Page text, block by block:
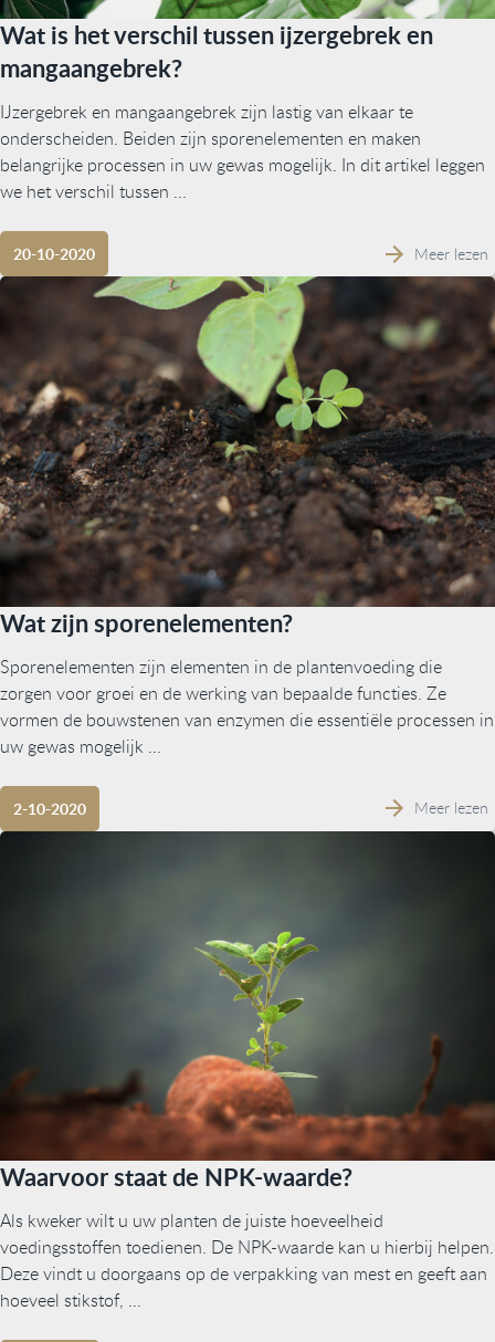
Wat is het verschil tussen ijzergebrek en
mangaangebrek?
IJzergebrek en mangaangebrek zijn lastig van elkaar te
onderscheiden. Beiden zijn sporenelementen en maken
belangrijke processen in uw gewas mogelijk. In dit artikel leggen
we het verschil tussen ...
20-10-2020 Meer lezen
Wat zijn sporenelementen?
Sporenelementen zijn elementen in de plantenvoeding die
zorgen voor groei en de werking van bepaalde functies. Ze
vormen de bouwstenen van enzymen die essentiële processen in
uw gewas mogelijk ...
2-10-2020 Meer lezen
Waarvoor staat de NPK-waarde?
Als kweker wilt u uw planten de juiste hoeveelheid
voedingsstoffen toedienen. De NPK-waarde kan u hierbij helpen.
Deze vindt u doorgaans op de verpakking van mest en geeft aan
hoeveel stikstof, ...